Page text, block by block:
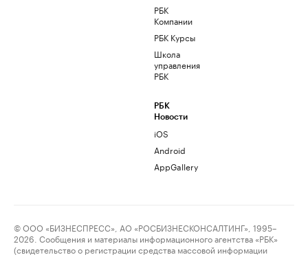
РБК
Компании
РБК Курсы
Школа
управления
РБК
РБК
Новости
iOS
Android
AppGallery
© ООО «БИЗНЕСПРЕСС», АО «РОСБИЗНЕСКОНСАЛТИНГ», 1995–
2026. Сообщения и материалы информационного агентства «РБК»
(свидетельство о регистрации средства массовой информации